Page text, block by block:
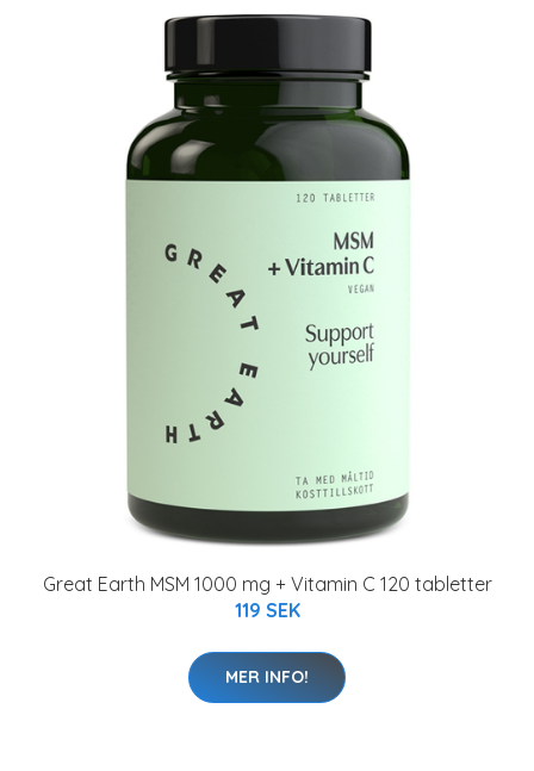
Great Earth MSM 1000 mg + Vitamin C 120 tabletter
119 SEK
MER INFO!